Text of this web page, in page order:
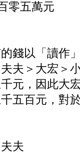
零五萬元
錢以「讀作
夫＞大宏＞
元，因此大
五百元，對
夫